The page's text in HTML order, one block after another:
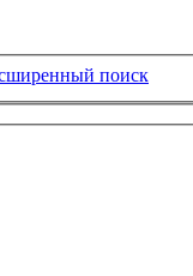
поиск